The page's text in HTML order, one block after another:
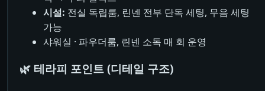
시설: 전실 독립룸, 린넨 전부 단독 세팅, 무음 세팅
가능
샤워실 · 파우더룸, 린넨 소독 매 회 운영
🌿 테라피 포인트 (디테일 구조)